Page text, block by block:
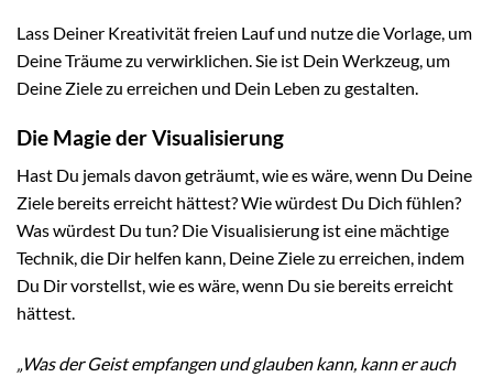
Lass Deiner Kreativität freien Lauf und nutze die Vorlage, um
Deine Träume zu verwirklichen. Sie ist Dein Werkzeug, um
Deine Ziele zu erreichen und Dein Leben zu gestalten.
Die Magie der Visualisierung
Hast Du jemals davon geträumt, wie es wäre, wenn Du Deine
Ziele bereits erreicht hättest? Wie würdest Du Dich fühlen?
Was würdest Du tun? Die Visualisierung ist eine mächtige
Technik, die Dir helfen kann, Deine Ziele zu erreichen, indem
Du Dir vorstellst, wie es wäre, wenn Du sie bereits erreicht
hättest.
„Was der Geist empfangen und glauben kann, kann er auch